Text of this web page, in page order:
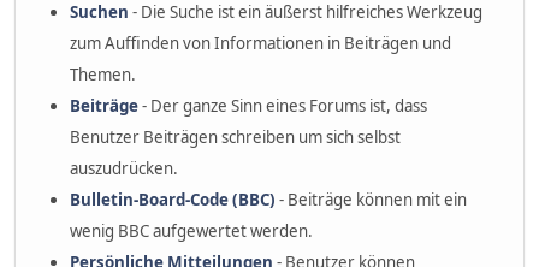
Suchen - Die Suche ist ein äußerst hilfreiches Werkzeug
zum Auffinden von Informationen in Beiträgen und
Themen.
Beiträge- Der ganze Sinn eines Forums ist, dass
Benutzer Beiträgen schreiben um sich selbst
auszudrücken.
Bulletin-Board-Code (BBC) - Beiträge können mit ein
wenig BBC aufgewertet werden.
Persönliche Mitteilungen - Benutzer können